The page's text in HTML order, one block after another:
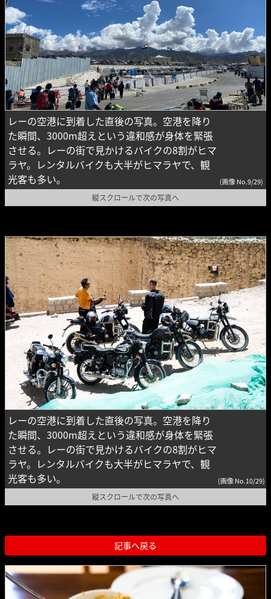
レーの空港に到着した直後の写真。空港を降り
た瞬間、3000m超えという違和感が身体を緊張
させる。レーの街で見かけるバイクの8割がヒマ
ラヤ。レンタルバイクも大半がヒマラヤで、観
光客も多い。
(画像 No.9/29)
縦スクロールで次の写真へ
レーの空港に到着した直後の写真。空港を降り
た瞬間、3000m超えという違和感が身体を緊張
させる。レーの街で見かけるバイクの8割がヒマ
ラヤ。レンタルバイクも大半がヒマラヤで、観
光客も多い。
(画像 No.10/29)
縦スクロールで次の写真へ
記事へ戻る